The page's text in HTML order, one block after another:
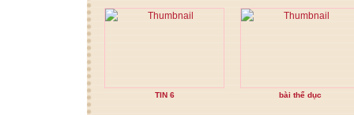
TIN 6 bài thể dục